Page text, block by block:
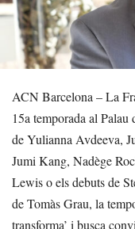
ACN Barcelona – La
15a temporada al
de Yulianna Avdeeva,
Jumi Kang, Nadège
Lewis o els debuts de
de Tomàs Grau, la
transforma’ i busca